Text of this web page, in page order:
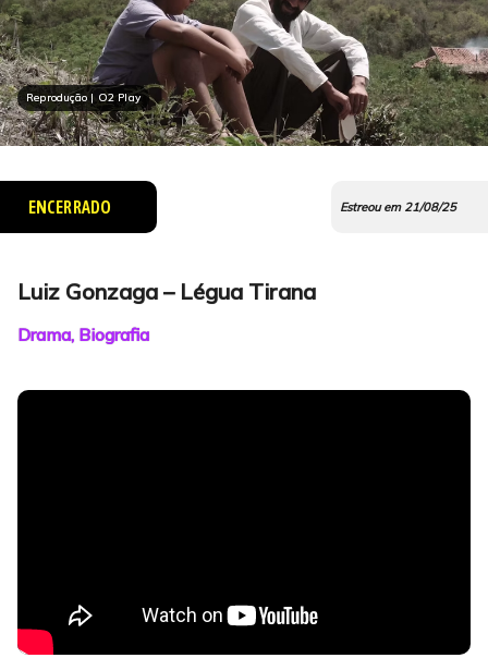
Reprodução | O2 Play
ENCERRADO Estreou em 21/08/25
Luiz Gonzaga – Légua Tirana
Drama, Biografia